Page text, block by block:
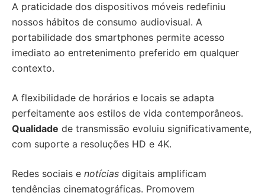
A praticidade dos dispositivos móveis redefiniu
nossos hábitos de consumo audiovisual. A
portabilidade dos smartphones permite acesso
imediato ao entretenimento preferido em qualquer
contexto.
A flexibilidade de horários e locais se adapta
perfeitamente aos estilos de vida contemporâneos.
Qualidade de transmissão evoluiu significativamente,
com suporte a resoluções HD e 4K.
Redes sociais e notícias digitais amplificam
tendências cinematográficas. Promovem